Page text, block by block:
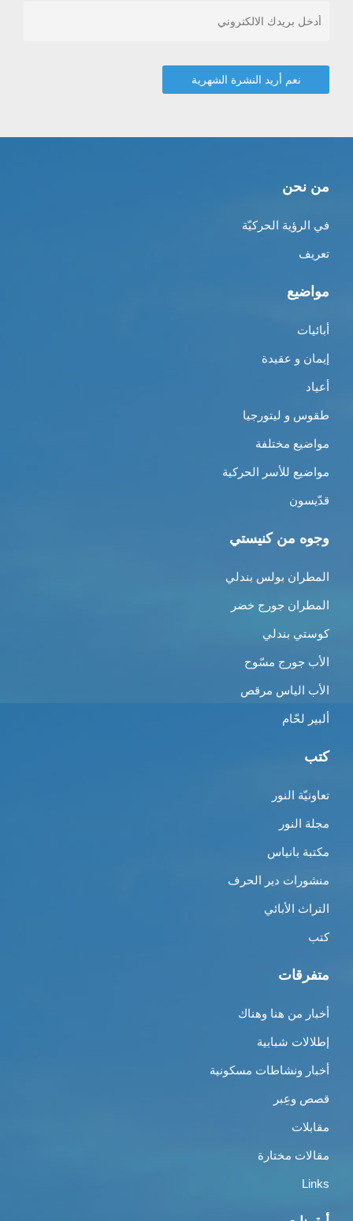
من نحن
في الرؤية الحركيّة
تعريف
مواضيع
أبائيات
إيمان و عقيدة
أعياد
طقوس و ليتورجيا
مواضيع مختلفة
مواضيع للأسر الحركية
قدّيسون
وجوه من كنيستي
المطران بولس بندلي
المطران جورج خضر
كوستي بندلي
الأب جورج مسّوح
الأب الياس مرقص
ألبير لحّام
كتب
تعاونيّة النور
مجلة النور
مكتبة بانياس
منشورات دير الحرف
التراث الأبائي
كتب
متفرقات
أخبار من هنا وهناك
إطلالات شبابية
أخبار ونشاطات مسكونية
قصص وعِبر
مقابلات
مقالات مختارة
Links